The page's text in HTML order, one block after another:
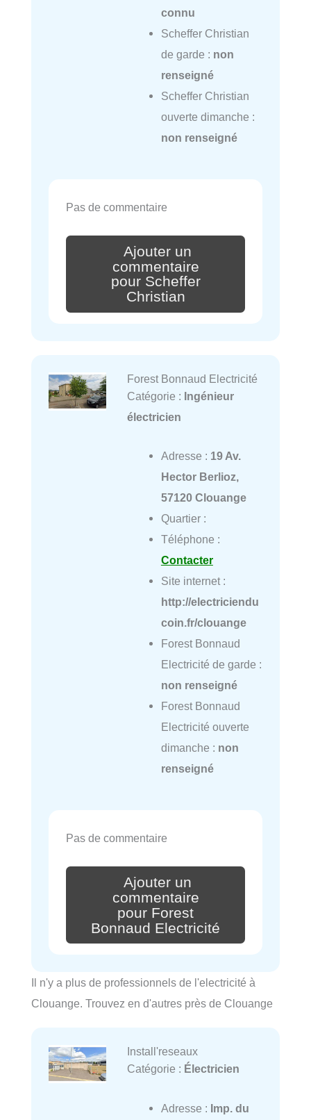
connu
Scheffer Christian
de garde : non
renseigné
Scheffer Christian
ouverte dimanche :
non renseigné
Pas de commentaire
Ajouter un
commentaire
pour Scheffer
Christian
Forest Bonnaud Electricité
Catégorie : Ingénieur
électricien
Adresse : 19 Av.
Hector Berlioz,
57120 Clouange
Quartier :
Téléphone :
Contacter
Site internet :
http://electriciendu
coin.fr/clouange
Forest Bonnaud
Electricité de garde :
non renseigné
Forest Bonnaud
Electricité ouverte
dimanche : non
renseigné
Pas de commentaire
Ajouter un
commentaire
pour Forest
Bonnaud Electricité
Il n'y a plus de professionnels de l'electricité à
Clouange. Trouvez en d'autres près de Clouange
Install'reseaux
Catégorie : Électricien
Adresse : Imp. du